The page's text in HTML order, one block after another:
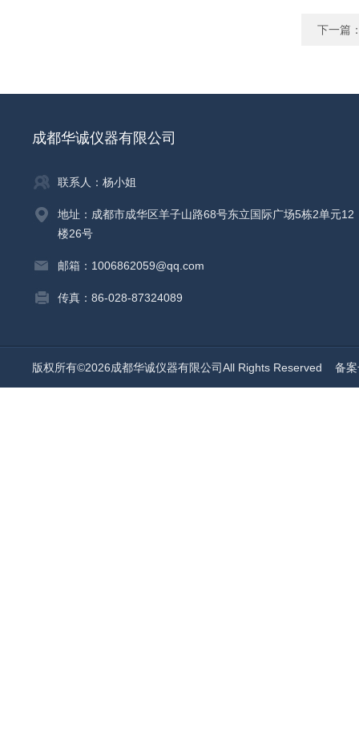
下一篇
成都华诚仪器有限公司
联系人：杨小姐
地址：成都市成华区羊子山路68号东立国际广场5栋2单元12
楼26号
邮箱：1006862059@qq.com
传真：86-028-87324089
版权所有©2026成都华诚仪器有限公司All Rights Reserved 备